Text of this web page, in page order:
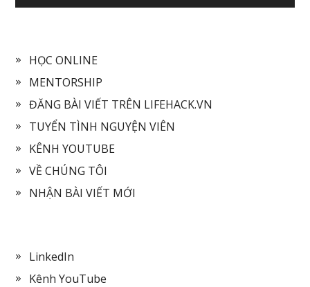
HỌC ONLINE
MENTORSHIP
ĐĂNG BÀI VIẾT TRÊN LIFEHACK.VN
TUYỂN TÌNH NGUYỆN VIÊN
KÊNH YOUTUBE
VỀ CHÚNG TÔI
NHẬN BÀI VIẾT MỚI
LinkedIn
Kênh YouTube